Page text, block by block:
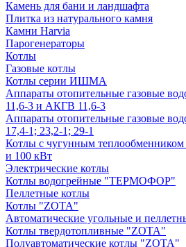
Камень для бани и ландшафта
Плитка из натурального камня
Камни Harvia
Парогенераторы
Котлы
Газовые котлы
Котлы серии ИШМА
Аппараты отопительные газовые
11,6-3 и АКГВ 11,6-3
Аппараты отопительные газовые
17,4-1; 23,2-1; 29-1
Котлы с чугунным
и 100 кВт
Электрические котлы
Котлы водогрейные "ТЕРМОФОР"
Пеллетные котлы
Котлы "ZOTA"
Автоматические угольные и
Котлы твердотопливные "ZOTA"
Полуавтоматические котлы "ZOTA"